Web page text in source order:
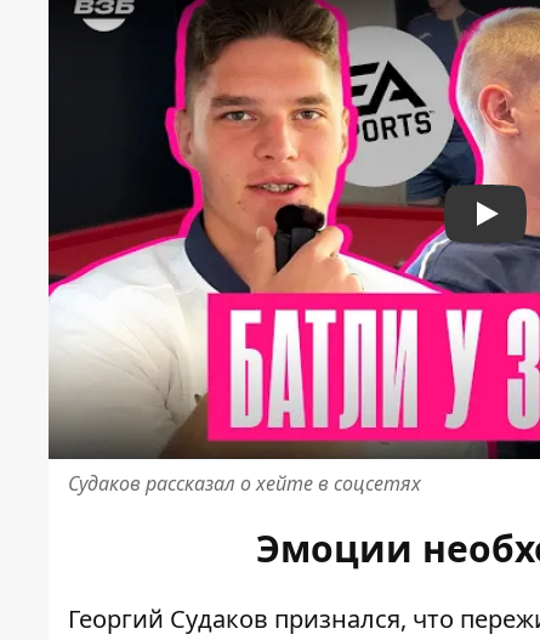
Play
Судаков рассказал о хейте в соцсетях
Эмоции
Георгий Судаков признался, что